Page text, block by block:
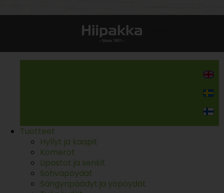
Tuotteet
Hyllyt ja kaapit
Komerot
Lipastot ja senkit
Sohvapöydät
Sängynpäädyt ja yöpöydät